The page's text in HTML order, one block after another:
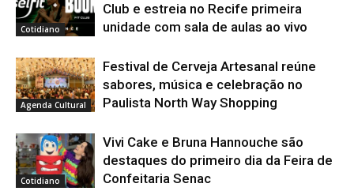
Cotidiano
Club e estreia no Recife primeira
unidade com sala de aulas ao vivo
Agenda Cultural
Festival de Cerveja Artesanal reúne
sabores, música e celebração no
Paulista North Way Shopping
Cotidiano
Vivi Cake e Bruna Hannouche são
destaques do primeiro dia da Feira de
Confeitaria Senac